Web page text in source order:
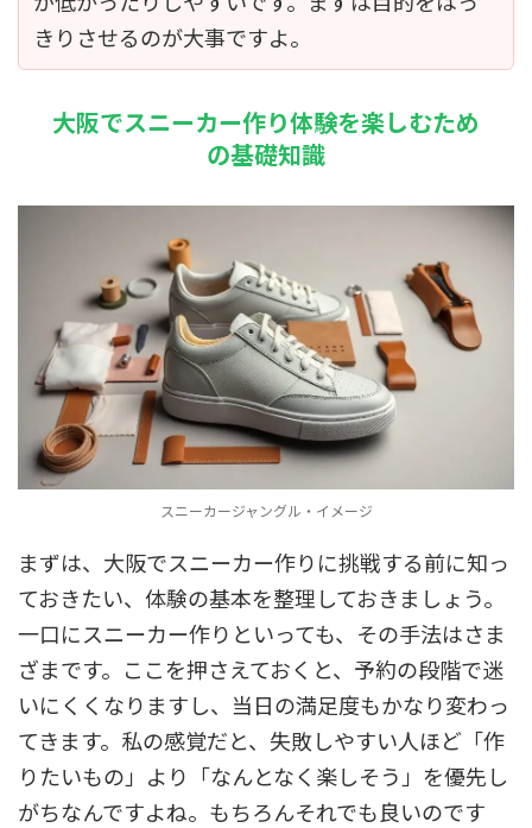
きりさせるのが大事ですよ。
大阪でスニーカー作り体験を楽しむため
の基礎知識
スニーカージャングル・イメージ
まずは、大阪でスニーカー作りに挑戦する前に知っ
ておきたい、体験の基本を整理しておきましょう。
一口にスニーカー作りといっても、その手法はさま
ざまです。ここを押さえておくと、予約の段階で迷
いにくくなりますし、当日の満足度もかなり変わっ
てきます。私の感覚だと、失敗しやすい人ほど「作
りたいもの」より「なんとなく楽しそう」を優先し
がちなんですよね。もちろんそれでも良いのです